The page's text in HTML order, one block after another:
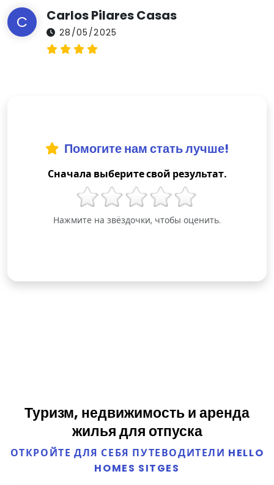
C Carlos Pilares Casas
28/05/2025
Помогите нам стать лучше!
Сначала выберите свой результат.
Нажмите на звёздочки, чтобы оценить.
Туризм, недвижимость и аренда
жилья для отпуска
ОТКРОЙТЕ ДЛЯ СЕБЯ ПУТЕВОДИТЕЛИ HELLO
HOMES SITGES